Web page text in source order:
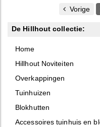
Vorige
De Hillhout collectie:
Home
Hillhout Noviteiten
Overkappingen
Tuinhuizen
Blokhutten
Accessoires tuinhuis en